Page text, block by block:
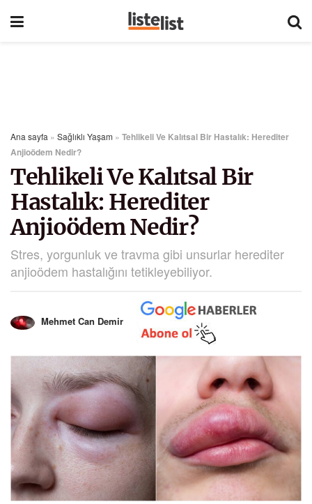
Ana sayfa » Sağlıklı Yaşam » Tehlikeli Ve Kalıtsal Bir Hastalık: Herediter
Anjioödem Nedir?
Tehlikeli Ve Kalıtsal Bir
Hastalık: Herediter
Anjioödem Nedir?
Stres, yorgunluk ve travma gibi unsurlar herediter
anjioödem hastalığını tetikleyebiliyor.
Mehmet Can Demir